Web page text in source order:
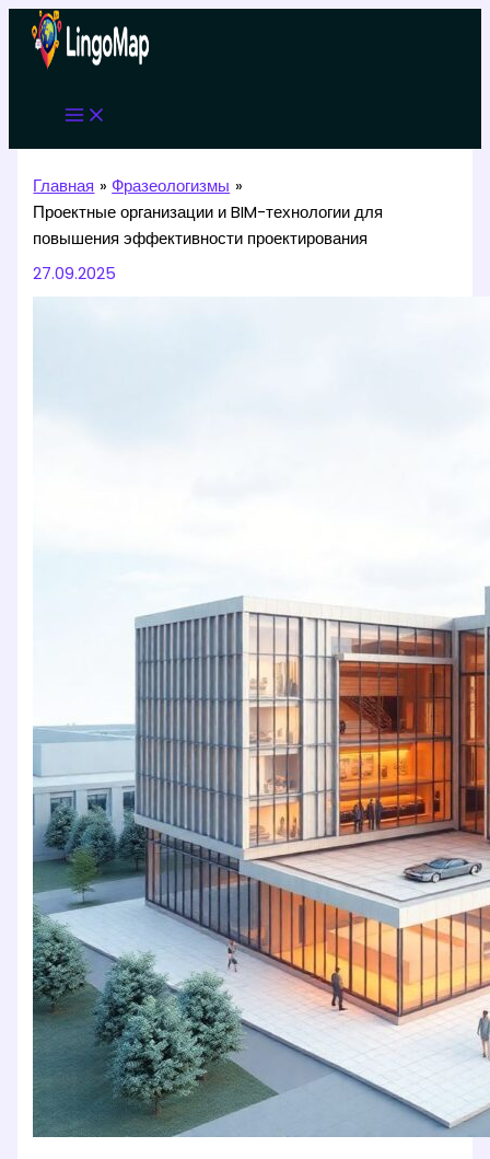
Перейти
содержимому
Главная
Фразеологизмы
Проектные организации и BIM-технологии для
повышения эффективности проектирования
27.09.2025